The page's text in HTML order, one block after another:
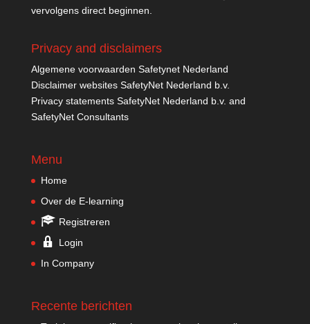
vervolgens direct beginnen.
Privacy and disclaimers
Algemene voorwaarden Safetynet Nederland
Disclaimer websites SafetyNet Nederland b.v.
Privacy statements SafetyNet Nederland b.v. and
SafetyNet Consultants
Menu
Home
Over de E-learning
Registreren
Login
In Company
Recente berichten